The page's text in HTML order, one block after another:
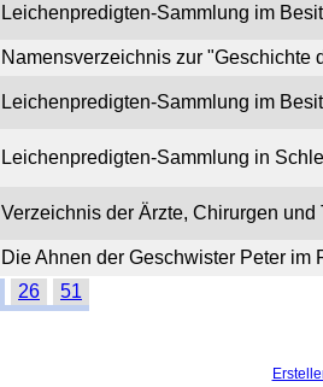
Leichenpredigten-Sammlung im
Namensverzeichnis zur "Geschichte
Leichenpredigten-Sammlung im
Leichenpredigten-Sammlung in
Verzeichnis der Ärzte, Chirurgen
Die Ahnen der Geschwister Peter
26 51